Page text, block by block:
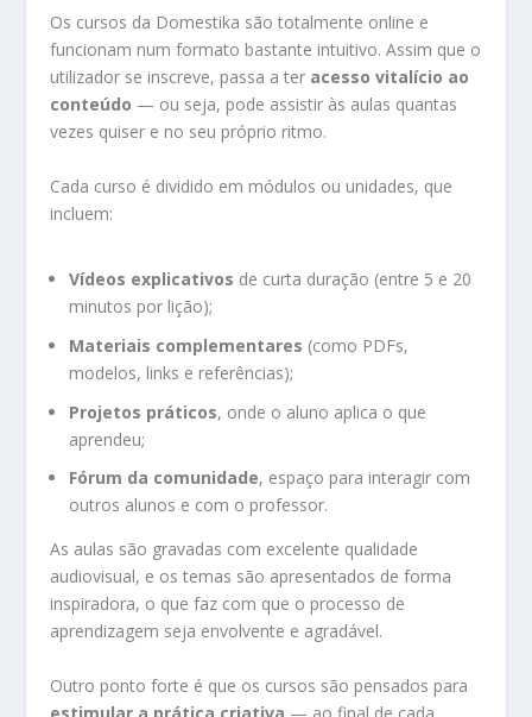
Os cursos da Domestika são totalmente online e
funcionam num formato bastante intuitivo. Assim que o
utilizador se inscreve, passa a ter acesso vitalício ao
conteúdo — ou seja, pode assistir às aulas quantas
vezes quiser e no seu próprio ritmo.
Cada curso é dividido em módulos ou unidades, que
incluem:
Vídeos explicativos de curta duração (entre 5 e 20
minutos por lição);
Materiais complementares (como PDFs,
modelos, links e referências);
Projetos práticos, onde o aluno aplica o que
aprendeu;
Fórum da comunidade, espaço para interagir com
outros alunos e com o professor.
As aulas são gravadas com excelente qualidade
audiovisual, e os temas são apresentados de forma
inspiradora, o que faz com que o processo de
aprendizagem seja envolvente e agradável.
Outro ponto forte é que os cursos são pensados para
estimular a prática criativa — ao final de cada